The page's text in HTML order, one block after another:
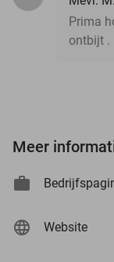
Prima
ontbijt .
Meer
Website